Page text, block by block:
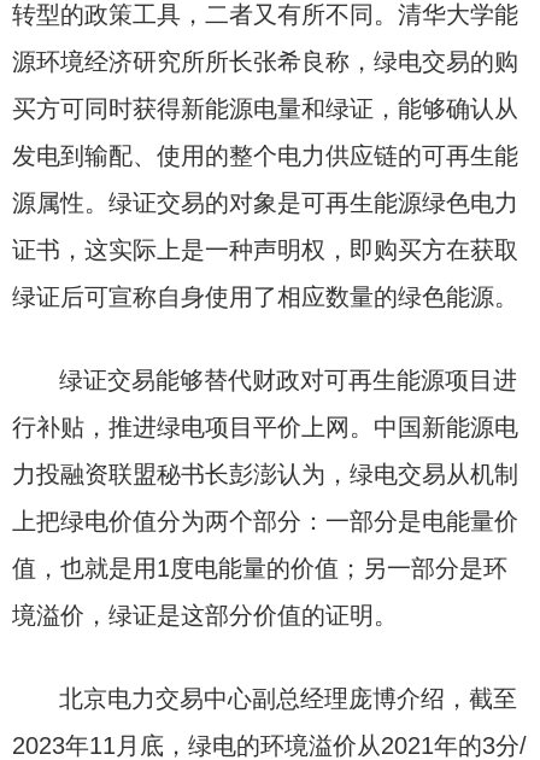
转型的政策工具，二者又有所不同。清华大学能
源环境经济研究所所长张希良称，绿电交易的购
买方可同时获得新能源电量和绿证，能够确认从
发电到输配、使用的整个电力供应链的可再生能
源属性。绿证交易的对象是可再生能源绿色电力
证书，这实际上是一种声明权，即购买方在获取
绿证后可宣称自身使用了相应数量的绿色能源。
绿证交易能够替代财政对可再生能源项目进
行补贴，推进绿电项目平价上网。中国新能源电
力投融资联盟秘书长彭澎认为，绿电交易从机制
上把绿电价值分为两个部分：一部分是电能量价
值，也就是用1度电能量的价值；另一部分是环
境溢价，绿证是这部分价值的证明。
北京电力交易中心副总经理庞博介绍，截至
2023年11月底，绿电的环境溢价从2021年的3分/